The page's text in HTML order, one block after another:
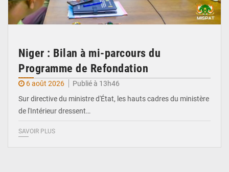
Niger : Bilan à mi-parcours du
Programme de Refondation
6 août 2026
Publié à 13h46
Sur directive du ministre d'État, les hauts cadres du ministère
de l'Intérieur dressent…
SAVOIR PLUS